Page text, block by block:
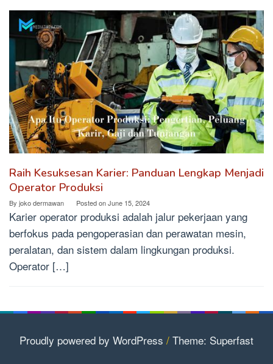
Raih Kesuksesan Karier: Panduan Lengkap Menjadi
Operator Produksi
By joko dermawan Posted onJune 15, 2024
Karier operator produksi adalah jalur pekerjaan yang
berfokus pada pengoperasian dan perawatan mesin,
peralatan, dan sistem dalam lingkungan produksi.
Operator […]
Proudly powered by WordPress / Theme: Superfast